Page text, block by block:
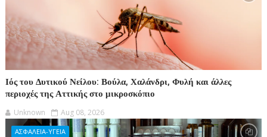
Ιός του Δυτικού Νείλου: Βούλα, Χαλάνδρι, Φυλή και άλλες
περιοχές της Αττικής στο μικροσκόπιο
Unknown Aug 08, 2026
ΑΣΦΑΛΕΙΑ-ΥΓΕΙΑ